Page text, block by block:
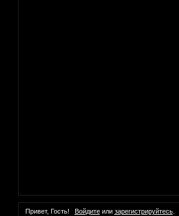
Привет, Гость! Войдитеили зарегистрируйтесь.